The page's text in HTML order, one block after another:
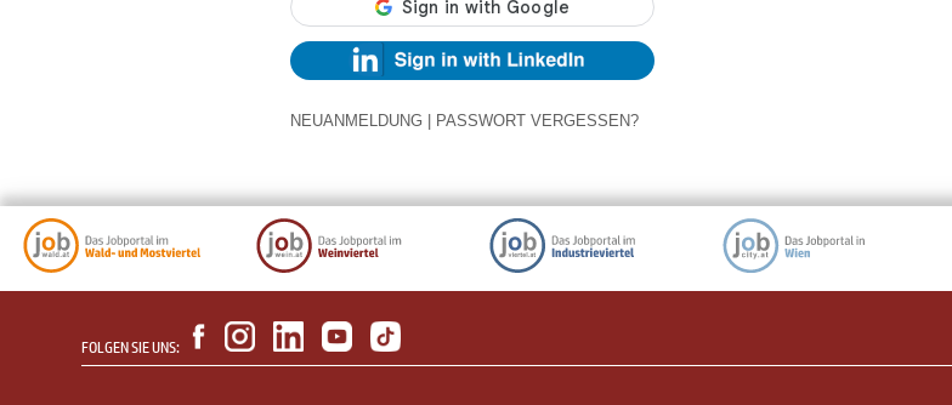
NEUANMELDUNG PASSWORT VERGESSEN?
FOLGEN SIE UNS: